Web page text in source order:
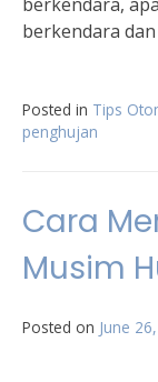
berkendara
Posted in Tips
penghujan
Cara
Musim
Posted on June